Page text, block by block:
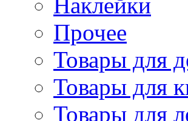
Прочее
Товары для
Товары для
Товары для